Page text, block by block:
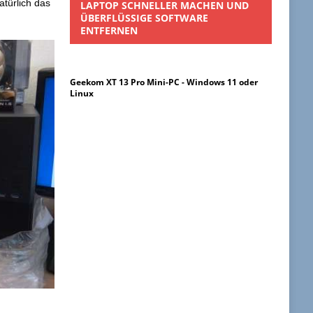
das
LAPTOP SCHNELLER MACHEN UND
ÜBERFLÜSSIGE SOFTWARE
ENTFERNEN
Geekom XT 13 Pro Mini-PC - Windows 11 oder
Linux